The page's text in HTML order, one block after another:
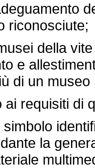
riconosciute;
della vite
e
di un
requisiti di
la